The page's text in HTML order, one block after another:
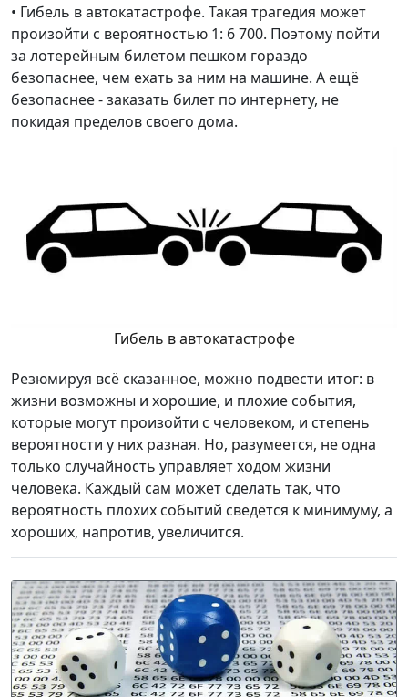
• Гибель в автокатастрофе. Такая трагедия может
произойти с вероятностью 1: 6 700. Поэтому пойти
за лотерейным билетом пешком гораздо
безопаснее, чем ехать за ним на машине. А ещё
безопаснее - заказать билет по интернету, не
покидая пределов своего дома.
Гибель в автокатастрофе
Резюмируя всё сказанное, можно подвести итог: в
жизни возможны и хорошие, и плохие события,
которые могут произойти с человеком, и степень
вероятности у них разная. Но, разумеется, не одна
только случайность управляет ходом жизни
человека. Каждый сам может сделать так, что
вероятность плохих событий сведётся к минимуму, а
хороших, напротив, увеличится.